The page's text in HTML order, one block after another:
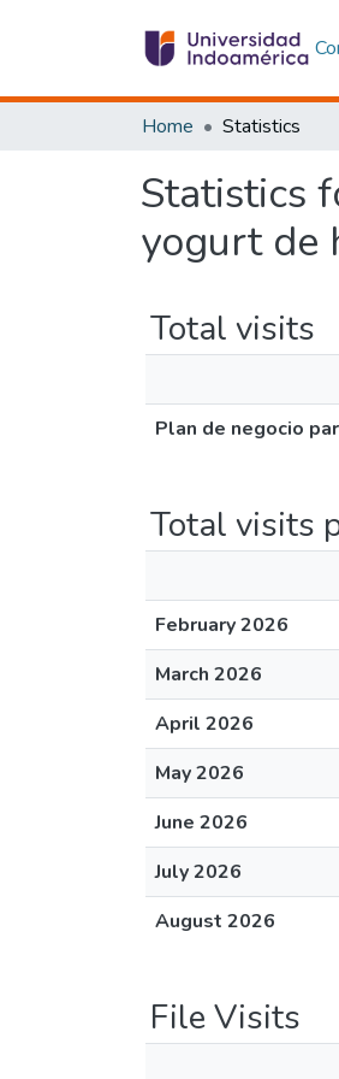
Home Statistics
Statistics
yogurt de
Total visits
Plan de negocio
Total visits
February 2026
March 2026
April 2026
May 2026
June 2026
July 2026
August 2026
File Visits